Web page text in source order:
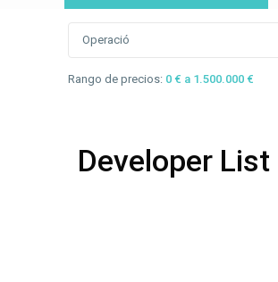
Operació
Rango de precios: 0 € a 1.500.000 €
Developer List